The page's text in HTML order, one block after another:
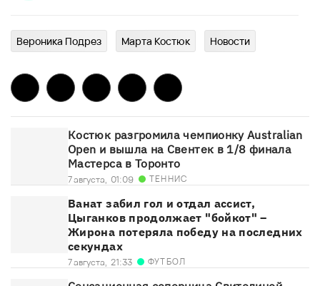
Вероника Подрез Марта Костюк Новости
Костюк разгромила чемпионку Australian
Open и вышла на Свентек в 1/8 финала
Мастерса в Торонто
7 августа, 01:09 ТЕННИС
Ванат забил гол и отдал ассист,
Цыганков продолжает "бойкот" –
Жирона потеряла победу на последних
секундах
7 августа, 21:33 ФУТБОЛ